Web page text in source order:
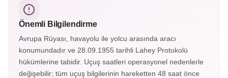
her köşesinde zarafet gizlidir; El Hamra, zamanda
yolculuğun en büyüleyici duraklarından biridir.
Önemli Bilgilendirme
Avrupa Rüyası, havayolu ile yolcu arasında aracı
konumundadır ve 28.09.1955 tarihli Lahey Protokolü
hükümlerine tabidir. Uçuş saatleri operasyonel nedenlerle
değişebilir; tüm uçuş bilgilerinin hareketten 48 saat önce